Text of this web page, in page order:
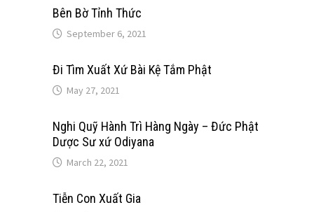
Bên Bờ Tỉnh Thức
September 6, 2021
Đi Tìm Xuất Xứ Bài Kệ Tắm Phật
May 27, 2021
Nghi Quỹ Hành Trì Hàng Ngày – Đức Phật
Dược Sư xứ Odiyana
March 22, 2021
Tiễn Con Xuất Gia